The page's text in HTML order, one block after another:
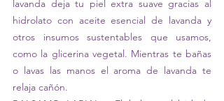
lavanda deja tu piel extra suave gracias al
hidrolato con aceite esencial de lavanda y
otros insumos sustentables que usamos,
como la glicerina vegetal. Mientras te bañas
o lavas las manos el aroma de lavanda te
relaja cañón.